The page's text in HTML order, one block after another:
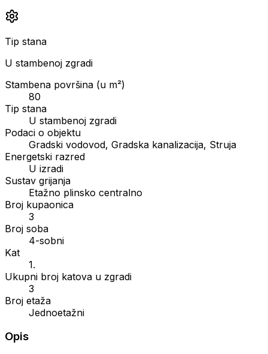
Tip stana
U stambenoj zgradi
Stambena površina (u m²)
80
Tip stana
U stambenoj zgradi
Podaci o objektu
Gradski vodovod, Gradska kanalizacija, Struja
Energetski razred
U izradi
Sustav grijanja
Etažno plinsko centralno
Broj kupaonica
3
Broj soba
4-sobni
Kat
1.
Ukupni broj katova u zgradi
3
Broj etaža
Jednoetažni
Opis